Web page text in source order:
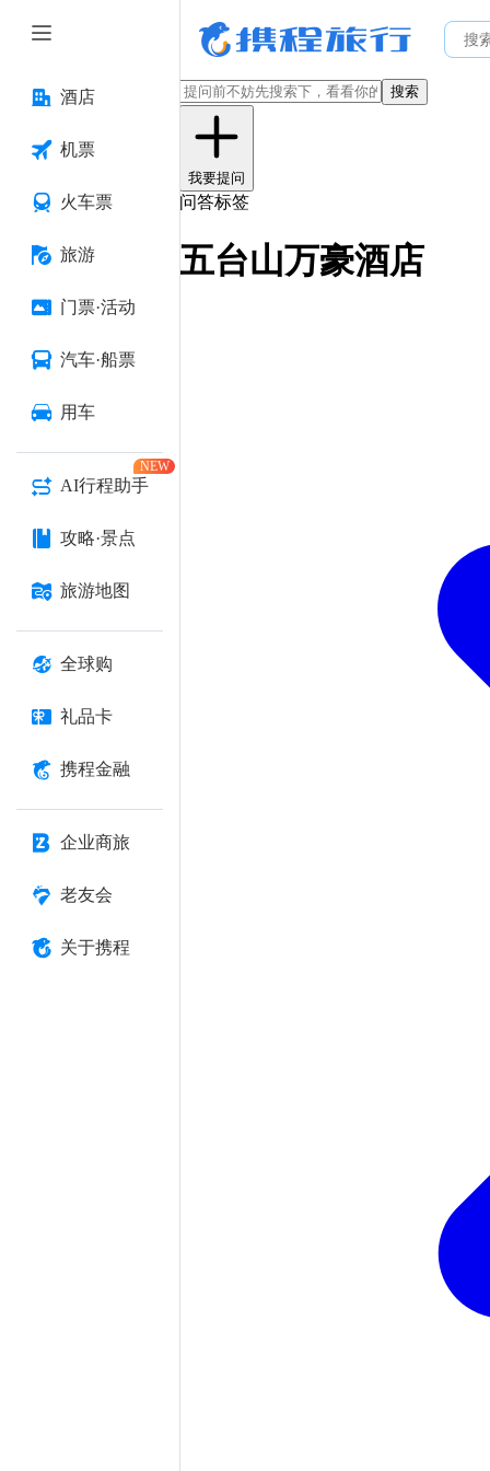
酒店
机票
火车票
旅游
门票·活动
汽车·船票
用车
AI行程助手
NEW
攻略·景点
旅游地图
全球购
礼品卡
携程金融
企业商旅
老友会
关于携程
搜索
我要提问
问答标签
五台山万豪酒店